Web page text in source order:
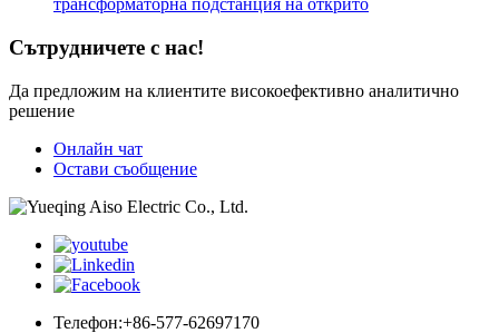
трансформаторна подстанция на открито
Сътрудничете с нас!
Да предложим на клиентите високоефективно аналитично
решение
Онлайн чат
Остави съобщение
Телефон:+86-577-62697170